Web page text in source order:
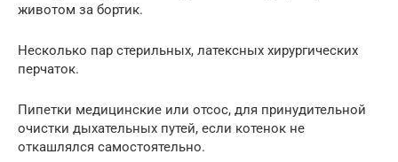
животом за бортик.
Несколько пар стерильных, латексных хирургических
перчаток.
Пипетки медицинские или отсос, для принудительной
очистки дыхательных путей, если котенок не
откашлялся самостоятельно.